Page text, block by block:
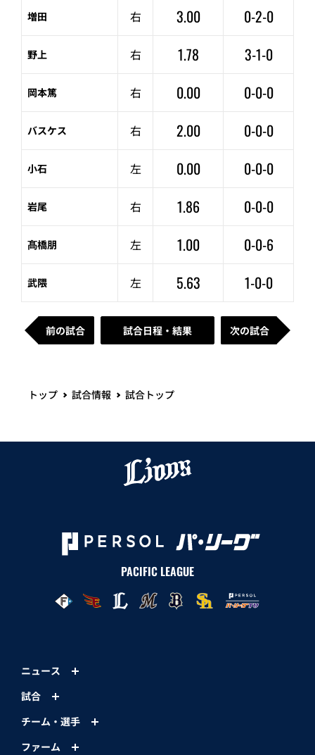
増田 右 3.00 0-2-0
野上 右 1.78 3-1-0
岡本篤 右 0.00 0-0-0
バスケス 右 2.00 0-0-0
小石 左 0.00 0-0-0
岩尾 右 1.86 0-0-0
髙橋朋 左 1.00 0-0-6
武隈 左 5.63 1-0-0
前の試合 試合日程・結果 次の試合
トップ 試合情報 試合トップ
PACIFIC LEAGUE
ニュース
試合
チーム・選手
ファーム